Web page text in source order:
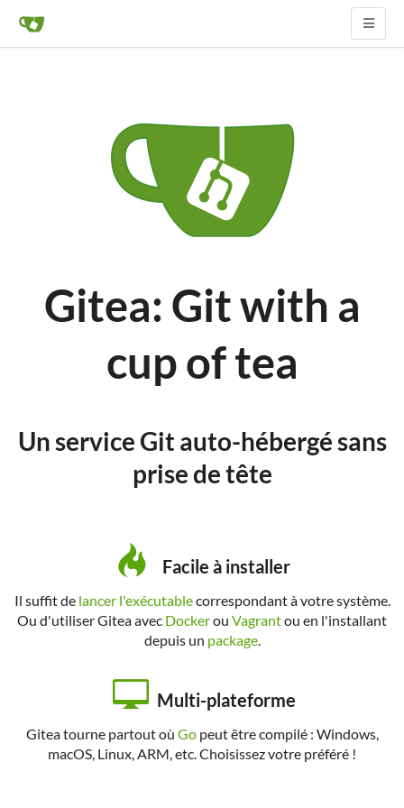
Gitea: Git with a
cup of tea
Un service Git auto-hébergé sans
prise de tête
Facile à installer
Il suffit de lancer l'exécutablecorrespondant à votre système.
Ou d'utiliser Gitea avec Dockerou Vagrantou en l'installant
depuis un package.
Multi-plateforme
Gitea tourne partout où Gopeut être compilé : Windows,
macOS, Linux, ARM, etc. Choisissez votre préféré !